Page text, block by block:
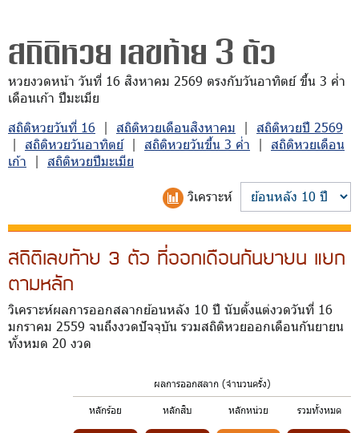
สถิติหวย เลขท้าย 3 ตัว
หวยงวดหน้า วันที่ 16 สิงหาคม 2569 ตรงกับวันอาทิตย์ ขึ้น 3 ค่ำ
เดือนเก้า ปีมะเมีย
สถิติหวยวันที่ 16 | สถิติหวยเดือนสิงหาคม | สถิติหวยปี 2569
| สถิติหวยวันอาทิตย์| สถิติหวยวันขึ้น 3 ค่ำ | สถิติหวยเดือน
เก้า | สถิติหวยปีมะเมีย
วิเคราะห์
สถิติเลขท้าย 3 ตัว ที่ออกเดือนกันยายน แยก
ตามหลัก
วิเคราะห์ผลการออกสลากย้อนหลัง 10 ปี นับตั้งแต่งวดวันที่ 16
มกราคม 2559 จนถึงงวดปัจจุบัน รวมสถิติหวยออกเดือนกันยายน
ทั้งหมด 20 งวด
ผลการออกสลาก (จำนวนครั้ง)
หลักร้อย หลักสิบ หลักหน่วย รวมทั้งหมด